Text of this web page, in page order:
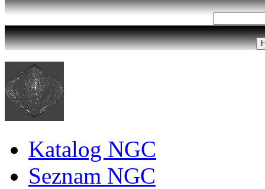
Katalog NGC
Seznam NGC